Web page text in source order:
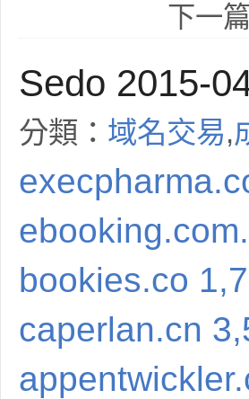
下一篇
Sedo 2015-
分類： 域名交易,
bookies.co
caperlan.cn